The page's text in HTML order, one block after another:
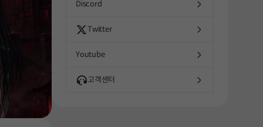
Discord
Twitter
Youtube
고객센터